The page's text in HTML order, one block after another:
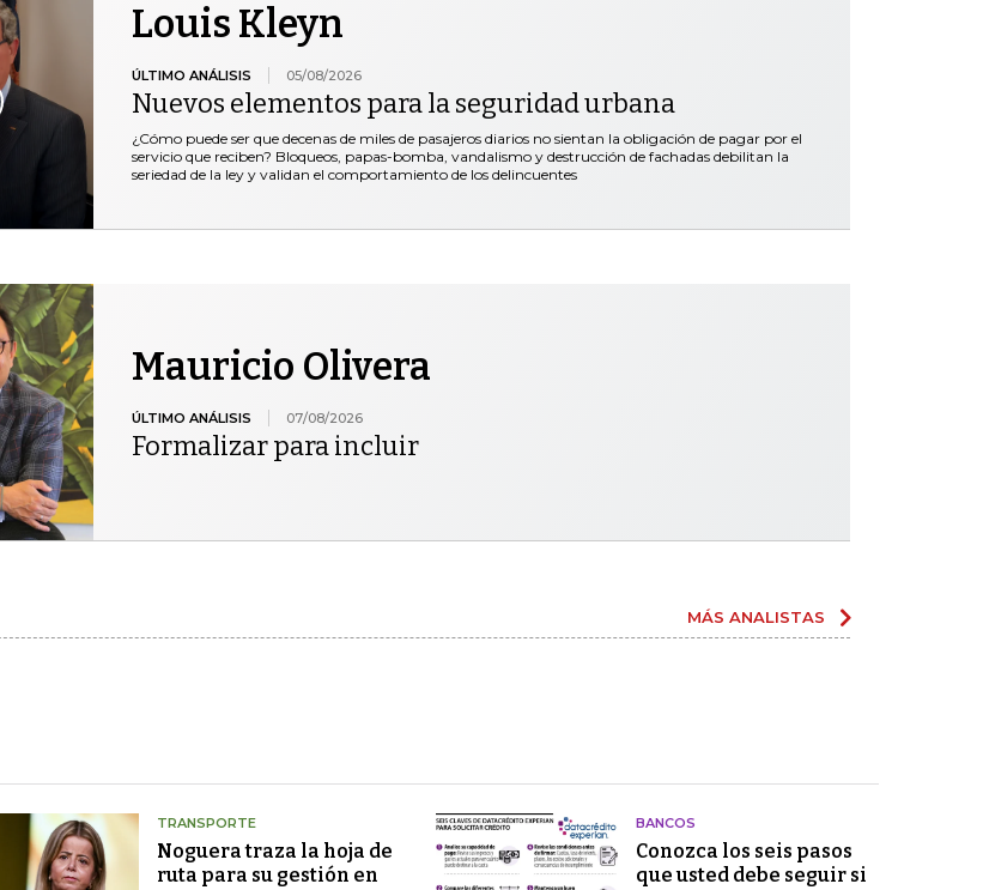
Louis Kleyn
ÚLTIMO ANÁLISIS 05/08/2026
Nuevos elementos para la seguridad urbana
¿Cómo puede ser que decenas de miles de pasajeros diarios no sientan la obligación de pagar por el
servicio que reciben? Bloqueos, papas-bomba, vandalismo y destrucción de fachadas debilitan la
seriedad de la ley y validan el comportamiento de los delincuentes
Mauricio Olivera
ÚLTIMO ANÁLISIS 07/08/2026
Formalizar para incluir
MÁS ANALISTAS
TRANSPORTE
Noguera traza la hoja de
ruta para su gestión en
BANCOS
Conozca los seis pasos
que usted debe seguir si